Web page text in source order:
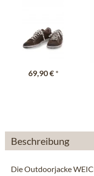
69,90 € *
Beschreibung
Die Outdoorjacke